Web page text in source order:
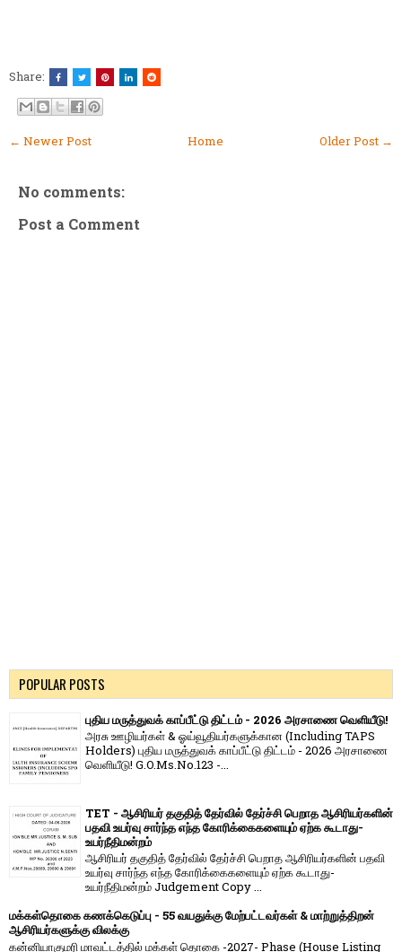
Share:
← Newer Post Older Post →
Home
No comments:
Post a Comment
POPULAR POSTS
புதிய மருத்துவக் காப்பீட்டு திட்டம் - 2026 அரசாணை வெளியீடு!
அரசு ஊழியர்கள் & ஓய்வூதியர்களுக்கான (Including TAPS
Holders) புதிய மருத்துவக் காப்பீட்டு திட்டம் - 2026 அரசாணை
வெளியீடு! G.O.Ms.No.123 -...
TET - ஆசிரியர் தகுதித் தேர்வில் தேர்ச்சி பெறாத ஆசிரியர்களின்
பதவி உயர்வு சார்ந்த எந்த கோரிக்கைகளையும் ஏற்க கூடாது-
உயர்நீதிமன்றம்
ஆசிரியர் தகுதித் தேர்வில் தேர்ச்சி பெறாத ஆசிரியர்களின் பதவி
உயர்வு சார்ந்த எந்த கோரிக்கைகளையும் ஏற்க கூடாது-
உயர்நீதிமன்றம் Judgement Copy ...
மக்கள்தொகை கணக்கெடுப்பு - 55 வயதுக்கு மேற்பட்டவர்கள் & மாற்றுத்திறன்
ஆசிரியர்களுக்கு விலக்கு
கன்னியாகுமரி மாவட்டத்தில் மக்கள் தொகை -2027- Phase (House Listing